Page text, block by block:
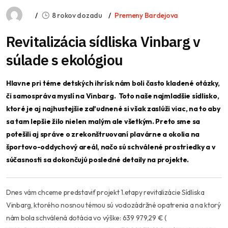
8 rokov dozadu Premeny Bardejova
Revitalizácia sídliska Vinbarg v
súlade s ekológiou
Hlavne pri téme detských ihrísk nám boli často kladené otázky,
či samospráva myslí na Vinbarg. Toto naše najmladšie sídlisko,
ktoré je aj najhustejšie zaľudnené si však zaslúži viac, na to aby
sa tam lepšie žilo nielen malým ale všetkým. Preto sme sa
potešili aj správe o zrekonštruovaní plavárne a okolia na
športovo-oddychový areál, načo sú schválené prostriedky a v
súčasnosti sa dokončujú posledné detaily na projekte.
Dnes vám chceme predstaviť projekt 1.etapy revitalizácie Sídliska
Vinbarg, ktorého nosnou témou sú vodozádržné opatrenia a na ktorý
nám bola schválená dotácia vo výške: 639 979,29 € (